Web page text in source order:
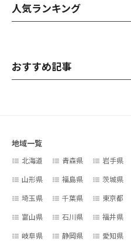
人気ランキング
おすすめ記事
地域一覧
北海道 青森県 岩手県
山形県
福島県 茨城県
埼玉県
千葉県 東京都
富山県
石川県 福井県
岐阜県
静岡県 愛知県